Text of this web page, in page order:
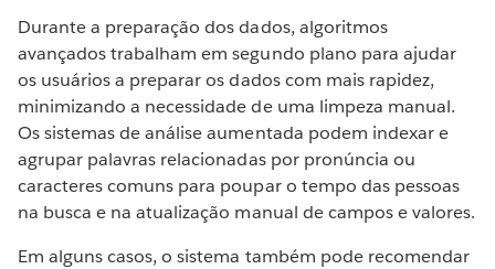
Durante a preparação dos dados, algoritmos
avançados trabalham em segundo plano para ajudar
os usuários a preparar os dados com mais rapidez,
minimizando a necessidade de uma limpeza manual.
Os sistemas de análise aumentada podem indexar e
agrupar palavras relacionadas por pronúncia ou
caracteres comuns para poupar o tempo das pessoas
na busca e na atualização manual de campos e valores.
Em alguns casos, o sistema também pode recomendar